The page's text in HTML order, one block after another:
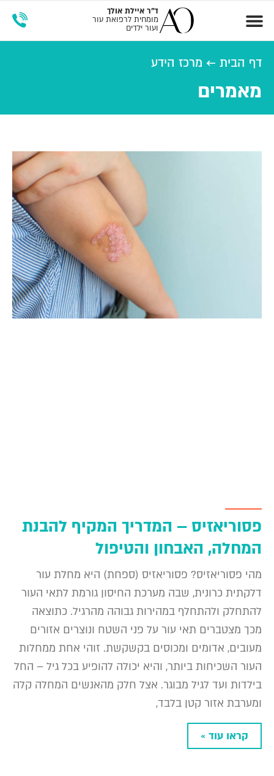
ד"ר איילת אולך
מומחית לרפואת עור
ועור ילדים
דף הבית ← מרכז הידע
מאמרים
פסוריאזיס – המדריך המקיף להבנת
המחלה, האבחון והטיפול
מהי פסוריאזיס? פסוריאזיס (ספחת) היא מחלת עור
דלקתית כרונית, שבה מערכת החיסון גורמת לתאי העור
להתחלק ולהתחלף במהירות גבוהה מהרגיל. כתוצאה
מכך מצטברים תאי עור על פני השטח ונוצרים אזורים
מעובים, אדומים ומכוסים בקשקשת. זוהי אחת ממחלות
העור השכיחות ביותר, והיא יכולה להופיע בכל גיל – החל
בילדות ועד לגיל מבוגר. אצל חלק מהאנשים המחלה קלה
ומערבת אזור קטן בלבד,
קראו עוד »